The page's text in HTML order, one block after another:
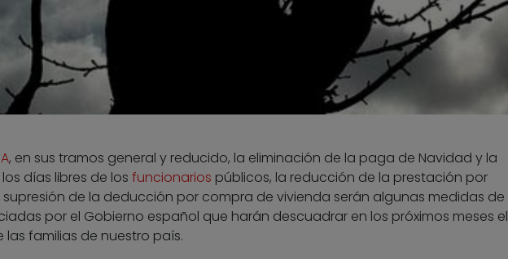
, en sus tramos general y reducido, la eliminación de la paga de Navidad y la
días libres de los funcionarios públicos, la reducción de la prestación por
de la deducción por compra de vivienda serán algunas medidas de
por el Gobierno español que harán descuadrar en los próximos meses el
las familias de nuestro país.